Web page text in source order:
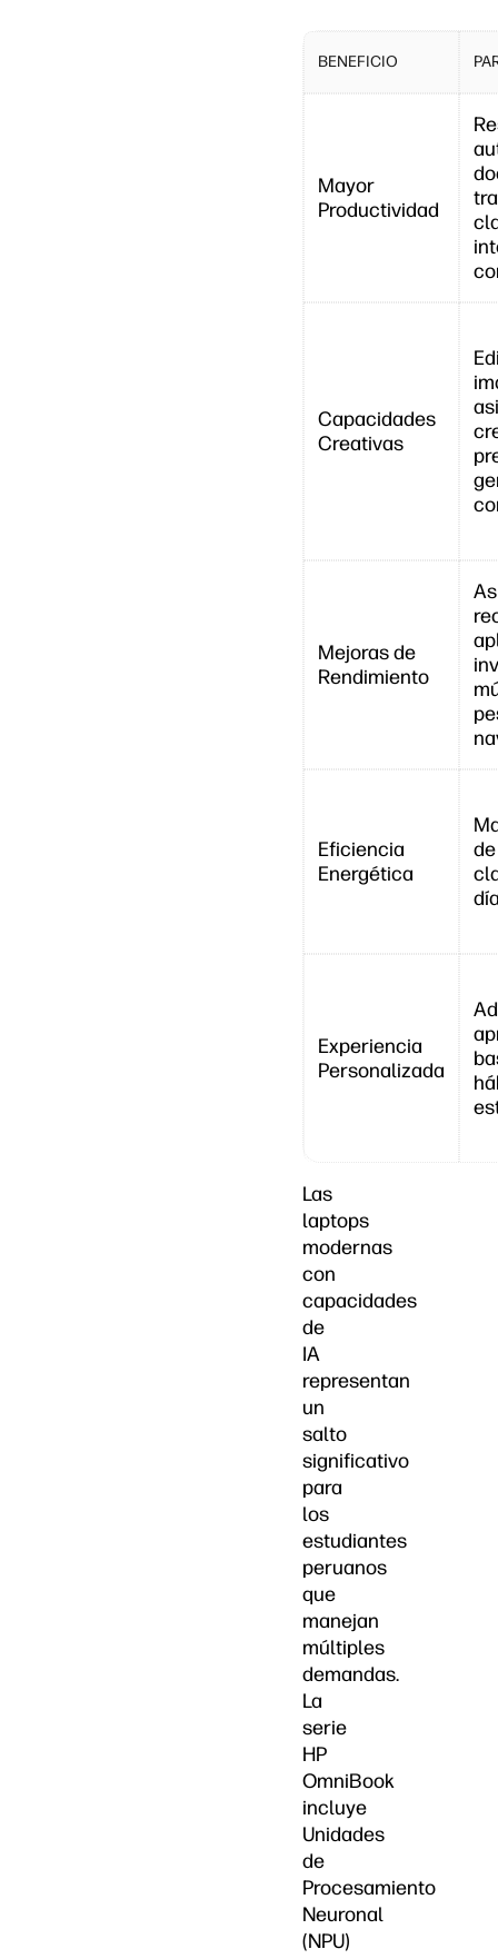
BENEFICIO
Mayor
Productividad
Capacidades
Creativas
Mejoras de
Rendimiento
Eficiencia
Energética
Experiencia
Personalizada
Las
laptops
modernas
con
capacidades
de
IA
representan
un
salto
significativo
para
los
estudiantes
peruanos
que
manejan
múltiples
demandas.
La
serie
HP
OmniBook
incluye
Unidades
de
Procesamiento
Neuronal
(NPU)